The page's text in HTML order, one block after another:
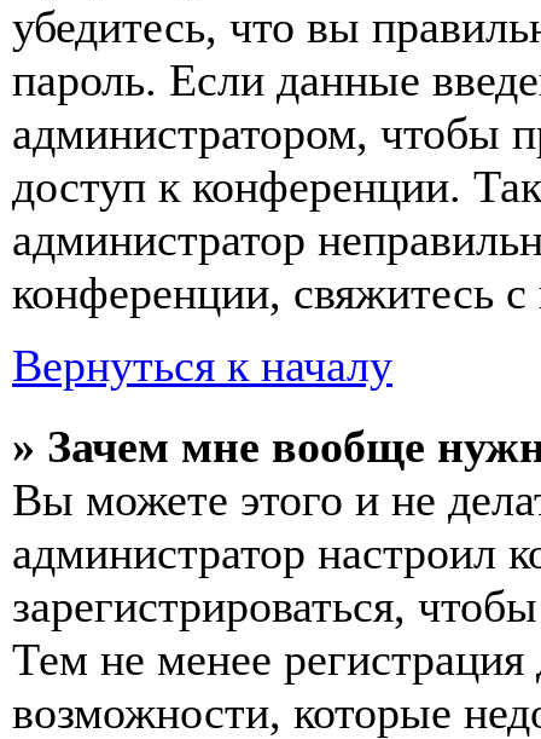
убедитесь, что вы
пароль. Если данные
администратором, чтобы
доступ к конференции.
администратор
конференции, свяжитесь
Вернуться к началу
» Зачем мне вообще
Вы можете этого и не
администратор
зарегистрироваться,
Тем не менее
возможности, которые